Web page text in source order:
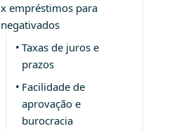
x empréstimos para
negativados
Taxas de juros e
prazos
Facilidade de
aprovação e
burocracia